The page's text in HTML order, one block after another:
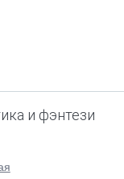
и фэнтези